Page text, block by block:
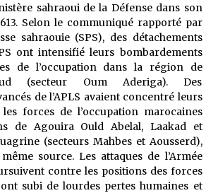
Rencontre nocturne dans le désert (Un conte
5 ans ago
Un conte targui/ Quand la tête est vide
5 ans ago
Tradition orale/ D’où viennent les contes et à
5 ans ago
sahraoui de la Défense dans son
Selon le communiqué rapporté par
sahraouie (SPS), des détachements
ont intensifié leurs bombardements
de l’occupation dans la région de
(secteur Oum Aderiga). Des
de l’APLS avaient concentré leurs
forces de l’occupation marocaines
de Agouira Ould Abelal, Laakad et
(secteurs Mahbes et Aousserd),
source. Les attaques de l’Armée
contre les positions des forces
subi de lourdes pertes humaines et